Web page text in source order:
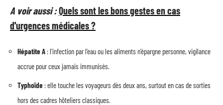
A voir aussi :Quels sont les bons gestes en cas
d'urgences médicales ?
Hépatite A : l’infection par l’eau ou les aliments n’épargne personne, vigilance
accrue pour ceux jamais immunisés.
Typhoïde : elle touche les voyageurs dès deux ans, surtout en cas de sorties
hors des cadres hôteliers classiques.